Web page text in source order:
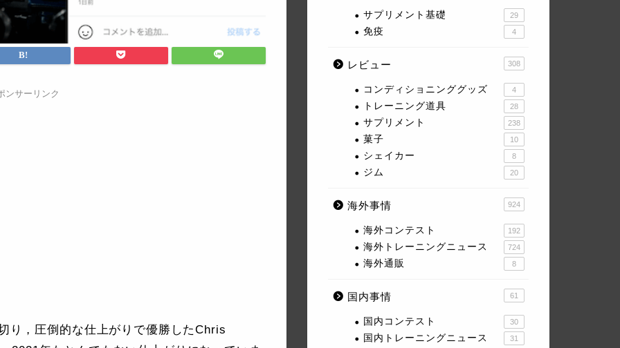
ンサーリンク
り，圧倒的な仕上がりで優勝したChris
サプリメント基礎 29
免疫 4
レビュー 308
コンディショニンググッズ 4
トレーニング道具 28
サプリメント 238
菓子 10
シェイカー 8
ジム 20
海外事情 924
海外コンテスト 192
海外トレーニングニュース 724
海外通販 8
国内事情 61
国内コンテスト 30
国内トレーニングニュース 31